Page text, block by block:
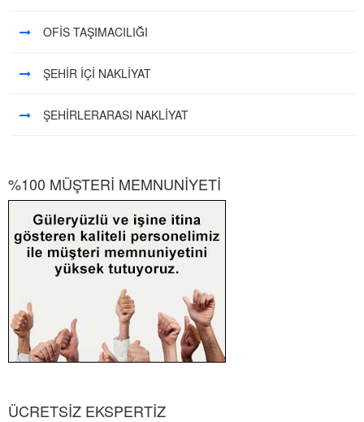
OFİS TAŞIMACILIĞI
ŞEHİR İÇİ NAKLİYAT
ŞEHİRLERARASI NAKLİYAT
%100 MÜŞTERİ MEMNUNİYETİ
ÜCRETSİZ EKSPERTİZ